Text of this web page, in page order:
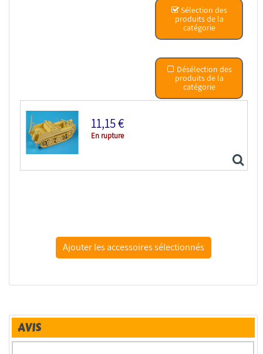
Sélection des
produits de la
catégorie
Désélection des
produits de la
catégorie
11,15 €
En rupture
Hauler kit d’amélioration HLX48011 Kettenkraftrad...
AVIS